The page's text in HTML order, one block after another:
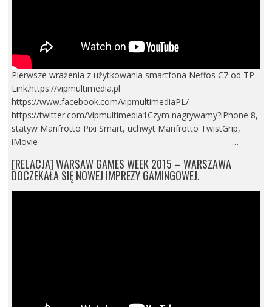
Pierwsze wrażenia z użytkowania smartfona Neffos C7 od TP-
Link.https://vipmultimedia.pl
https://www.facebook.com/vipmultimediaPL/
https://twitter.com/Vipmultimedia1Czym nagrywamy?iPhone 8,
statyw Manfrotto Pixi Smart, uchwyt Manfrotto TwistGrip,
iMovie========================================…
[RELACJA] WARSAW GAMES WEEK 2015 – WARSZAWA
DOCZEKAŁA SIĘ NOWEJ IMPREZY GAMINGOWEJ.